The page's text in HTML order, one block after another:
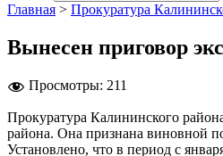
Главная > Прокуратура
Вынесен приговор
Просмотры: 211
Прокуратура Калининского
района. Она признана виновной
Установлено, что в период с